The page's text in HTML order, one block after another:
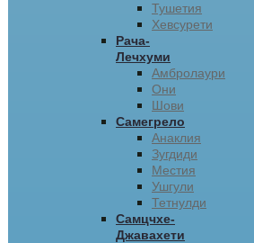
Тушетия
Хевсурети
Рача-
Лечхуми
Амбролаури
Они
Шови
Самегрело
Анаклия
Зугдиди
Местия
Ушгули
Тетнулди
Самцчхе-
Джавахети